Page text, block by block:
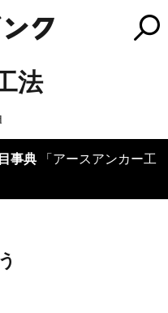
法
事典 「アースアンカー工